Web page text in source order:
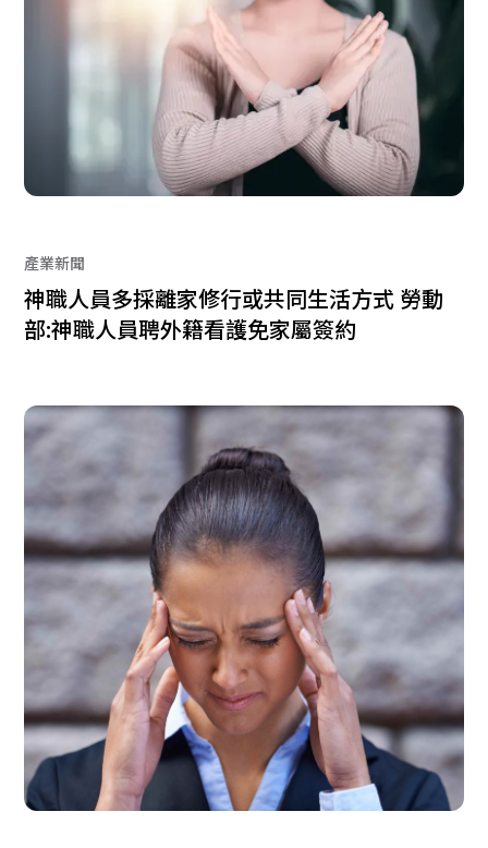
產業新聞
神職人員多採離家修行或共同生活方式 勞動
部:神職人員聘外籍看護免家屬簽約